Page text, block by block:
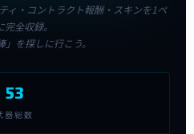
ィ・コントラクト報酬・スキンを1ペ
完全収録。
を探しに行こう。
53
器総数